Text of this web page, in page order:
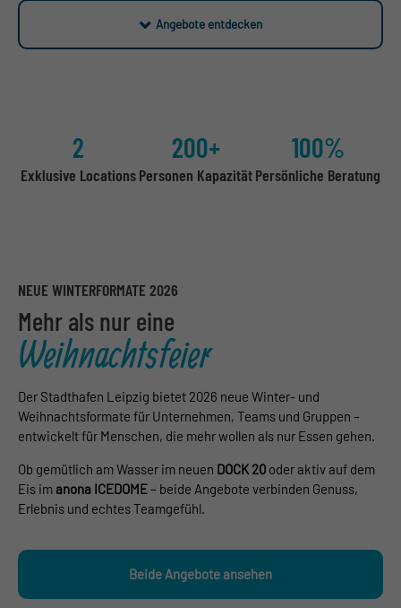
Angebote entdecken
2
Exklusive Locations
200+
Personen Kapazität
100%
Persönliche Beratung
NEUE WINTERFORMATE 2026
Mehr als nur eine
Weihnachtsfeier
Der Stadthafen Leipzig bietet 2026 neue Winter- und
Weihnachtsformate für Unternehmen, Teams und Gruppen –
entwickelt für Menschen, die mehr wollen als nur Essen gehen.
Ob gemütlich am Wasser im neuen DOCK 20 oder aktiv auf dem
Eis imanona ICEDOME– beide Angebote verbinden Genuss,
Erlebnis und echtes Teamgefühl.
Beide Angebote ansehen